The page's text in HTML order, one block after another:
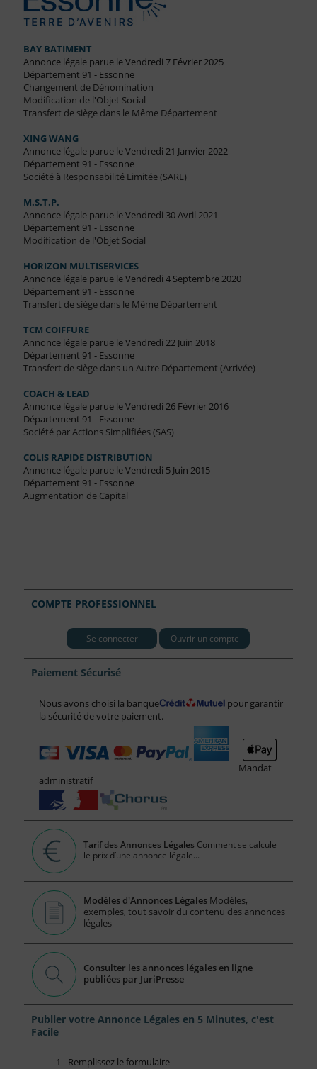
BAY BATIMENT
Annonce légale parue le Vendredi 7 Février 2025
Département 91 - Essonne
Changement de Dénomination
Modification de l'Objet Social
Transfert de siège dans le Même Département
XING WANG
Annonce légale parue le Vendredi 21 Janvier 2022
Département 91 - Essonne
Société à Responsabilité Limitée (SARL)
M.S.T.P.
Annonce légale parue le Vendredi 30 Avril 2021
Département 91 - Essonne
Modification de l'Objet Social
HORIZON MULTISERVICES
Annonce légale parue le Vendredi 4 Septembre 2020
Département 91 - Essonne
Transfert de siège dans le Même Département
TCM COIFFURE
Annonce légale parue le Vendredi 22 Juin 2018
Département 91 - Essonne
Transfert de siège dans un Autre Département (Arrivée)
COACH & LEAD
Annonce légale parue le Vendredi 26 Février 2016
Département 91 - Essonne
Société par Actions Simplifiées (SAS)
COLIS RAPIDE DISTRIBUTION
Annonce légale parue le Vendredi 5 Juin 2015
Département 91 - Essonne
Augmentation de Capital
COMPTE PROFESSIONNEL
Se connecter Ouvrir un compte
Paiement Sécurisé
Nous avons choisi la banque
pour garantir
la sécurité de votre paiement.
Mandat
administratif
Tarif des Annonces Légales Comment se calcule
le prix d’une annonce légale...
Modèles d'Annonces Légales Modèles,
exemples, tout savoir du contenu des annonces
légales
Consulter les annonces légales en ligne
publiées par JuriPresse
Publier votre Annonce Légales en 5 Minutes, c'est
Facile
1 - Remplissez le formulaire